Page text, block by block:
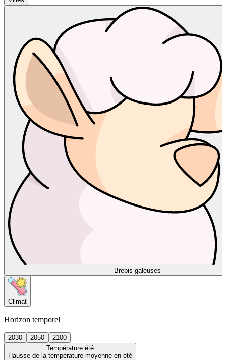
Brebis galeuses
Climat
Horizon temporel
2030 2050
2100
Température été
Hausse de la température moyenne en été